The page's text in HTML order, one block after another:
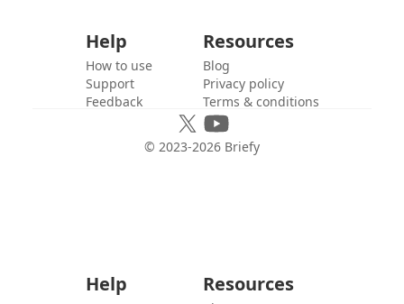
Help
How to use
Support
Feedback
Resources
Blog
Privacy policy
Terms & conditions
© 2023-2026 Briefy
Help Resources